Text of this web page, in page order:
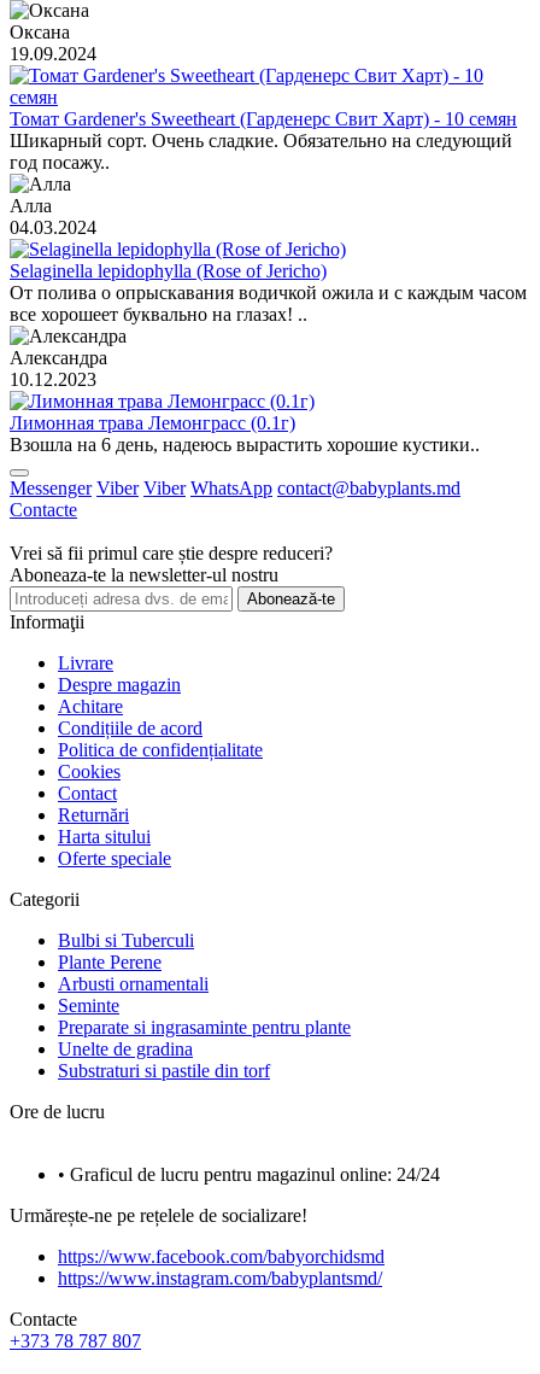
Оксана
19.09.2024
Томат Gardener's Sweetheart (Гарденерс Свит Харт) - 10 семян
Шикарный сорт. Очень сладкие. Обязательно на следующий
год посажу..
Алла
04.03.2024
Selaginella lepidophylla (Rose of Jericho)
От полива о опрыскавания водичкой ожила и с каждым часом
все хорошеет буквально на глазах! ..
Александра
10.12.2023
Лимонная трава Лемонграсс (0.1г)
Взошла на 6 день, надеюсь вырастить хорошие кустики..
Messenger Viber Viber WhatsApp contact@babyplants.md
Contacte
Vrei să fii primul care știe despre reduceri?
Aboneaza-te la newsletter-ul nostru
Abonează-te
Informaţii
Livrare
Despre magazin
Achitare
Condițiile de acord
Politica de confidențialitate
Cookies
Contact
Returnări
Harta sitului
Oferte speciale
Categorii
Bulbi si Tuberculi
Plante Perene
Arbusti ornamentali
Seminte
Preparate si ingrasaminte pentru plante
Unelte de gradina
Substraturi si pastile din torf
Ore de lucru
• Graficul de lucru pentru magazinul online: 24/24
Urmărește-ne pe rețelele de socializare!
https://www.facebook.com/babyorchidsmd
https://www.instagram.com/babyplantsmd/
Contacte
+373 78 787 807